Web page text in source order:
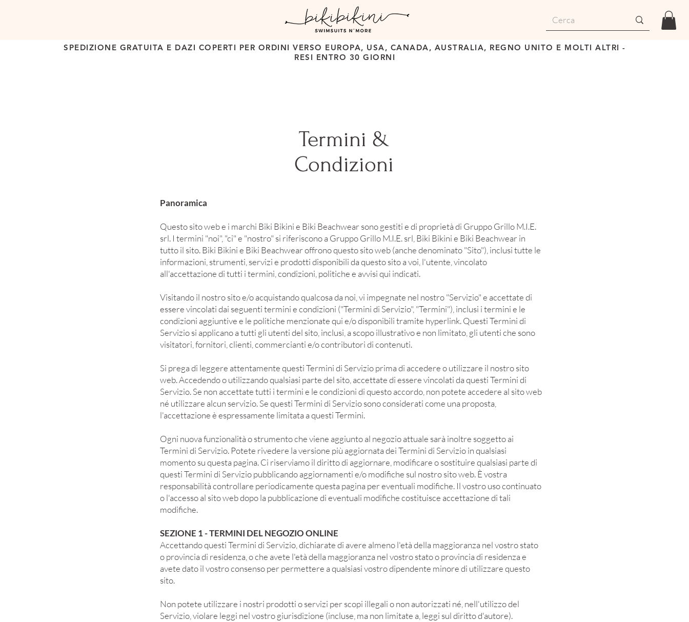
SPEDIZIONE GRATUITA E DAZI COPERTI PER ORDINI VERSO EUROPA, USA, CANADA, AUSTRALIA, REGNO UNITO E MOLTI ALTRI -
RESI ENTRO 30 GIORNI
Termini &
Condizioni
Panoramica
Questo sito web e i marchi Biki Bikini e Biki Beachwear sono gestiti e di proprietà di Gruppo Grillo M.I.E.
srl. I termini "noi", "ci" e "nostro" si riferiscono a Gruppo Grillo M.I.E. srl, Biki Bikini e Biki Beachwear in
tutto il sito. Biki Bikini e Biki Beachwear offrono questo sito web (anche denominato "Sito"), inclusi tutte le
informazioni, strumenti, servizi e prodotti disponibili da questo sito a voi, l'utente, vincolato
all'accettazione di tutti i termini, condizioni, politiche e avvisi qui indicati.
Visitando il nostro sito e/o acquistando qualcosa da noi, vi impegnate nel nostro "Servizio" e accettate di
essere vincolati dai seguenti termini e condizioni ("Termini di Servizio", "Termini"), inclusi i termini e le
condizioni aggiuntive e le politiche menzionate qui e/o disponibili tramite hyperlink. Questi Termini di
Servizio si applicano a tutti gli utenti del sito, inclusi, a scopo illustrativo e non limitato, gli utenti che sono
visitatori, fornitori, clienti, commercianti e/o contributori di contenuti.
Si prega di leggere attentamente questi Termini di Servizio prima di accedere o utilizzare il nostro sito
web. Accedendo o utilizzando qualsiasi parte del sito, accettate di essere vincolati da questi Termini di
Servizio. Se non accettate tutti i termini e le condizioni di questo accordo, non potete accedere al sito web
né utilizzare alcun servizio. Se questi Termini di Servizio sono considerati come una proposta,
l'accettazione è espressamente limitata a questi Termini.
Ogni nuova funzionalità o strumento che viene aggiunto al negozio attuale sarà inoltre soggetto ai
Termini di Servizio. Potete rivedere la versione più aggiornata dei Termini di Servizio in qualsiasi
momento su questa pagina. Ci riserviamo il diritto di aggiornare, modificare o sostituire qualsiasi parte di
questi Termini di Servizio pubblicando aggiornamenti e/o modifiche sul nostro sito web. È vostra
responsabilità controllare periodicamente questa pagina per eventuali modifiche. Il vostro uso continuato
o l'accesso al sito web dopo la pubblicazione di eventuali modifiche costituisce accettazione di tali
modifiche.
SEZIONE 1 - TERMINI DEL NEGOZIO ONLINE
Accettando questi Termini di Servizio, dichiarate di avere almeno l'età della maggioranza nel vostro stato
o provincia di residenza, o che avete l'età della maggioranza nel vostro stato o provincia di residenza e
avete dato il vostro consenso per permettere a qualsiasi vostro dipendente minore di utilizzare questo
sito.
Non potete utilizzare i nostri prodotti o servizi per scopi illegali o non autorizzati né, nell'utilizzo del
Servizio, violare leggi nel vostro giurisdizione (incluse, ma non limitate a, leggi sul diritto d'autore).